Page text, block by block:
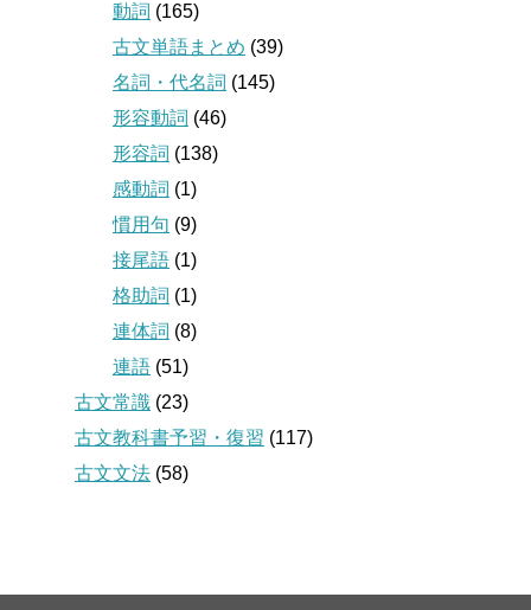
動詞 (165)
古文単語まとめ (39)
名詞・代名詞 (145)
形容動詞 (46)
形容詞 (138)
感動詞 (1)
慣用句 (9)
接尾語 (1)
格助詞 (1)
連体詞 (8)
連語 (51)
古文常識 (23)
古文教科書予習・復習 (117)
古文文法 (58)